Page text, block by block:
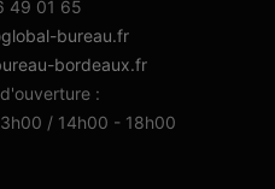
49 01 65
bureau.fr
bordeaux.fr
:
/ 14h00 - 18h00